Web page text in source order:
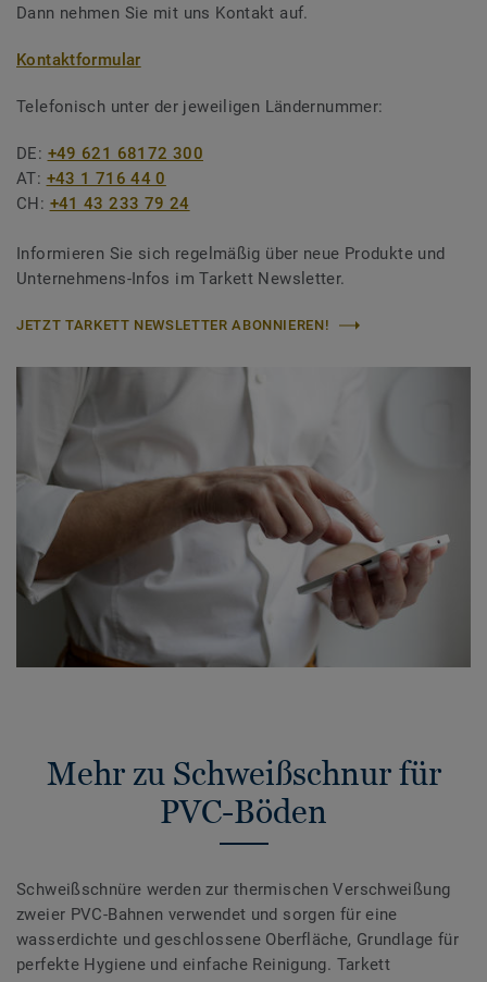
Dann nehmen Sie mit uns Kontakt auf.
Kontaktformular
Telefonisch unter der jeweiligen Ländernummer:
DE: +49 621 68172 300
AT: +43 1 716 44 0
CH: +41 43 233 79 24
Informieren Sie sich regelmäßig über neue Produkte und
Unternehmens-Infos im Tarkett Newsletter.
JETZT TARKETT NEWSLETTER ABONNIEREN!
Mehr zu Schweißschnur für
PVC-Böden
Schweißschnüre werden zur thermischen Verschweißung
zweier PVC-Bahnen verwendet und sorgen für eine
wasserdichte und geschlossene Oberfläche, Grundlage für
perfekte Hygiene und einfache Reinigung. Tarkett